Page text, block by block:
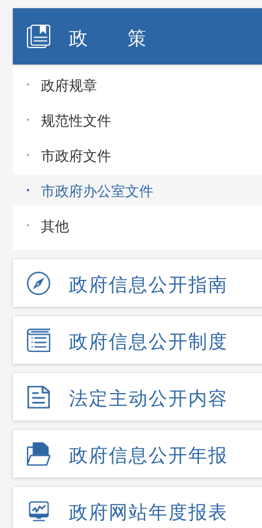
政 策
政府规章
规范性文件
市政府文件
市政府办公室文件
其他
政府信息公开指南
政府信息公开制度
法定主动公开内容
政府信息公开年报
政府网站年度报表